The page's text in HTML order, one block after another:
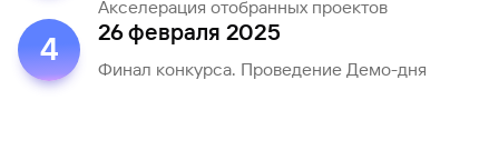
Акселерация отобранных проектов
4 26 февраля 2025
Финал конкурса. Проведение Демо-дня